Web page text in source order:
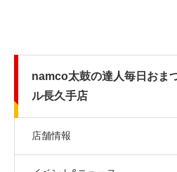
namco太鼓の達人毎日おま
ル長久手店
店舗情報